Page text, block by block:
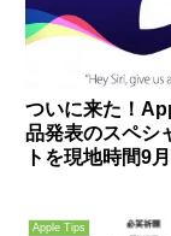
ついに来た！
品発表のスペシ
トを現地時間9
Apple Tips